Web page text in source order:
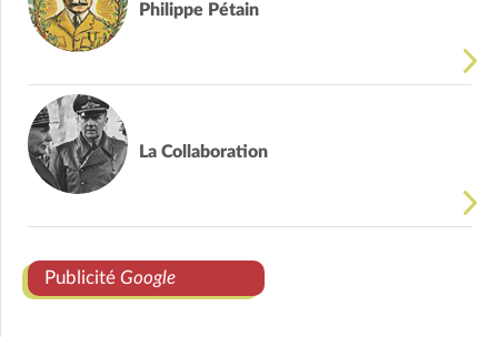
Philippe Pétain
La Collaboration
Publicité Google